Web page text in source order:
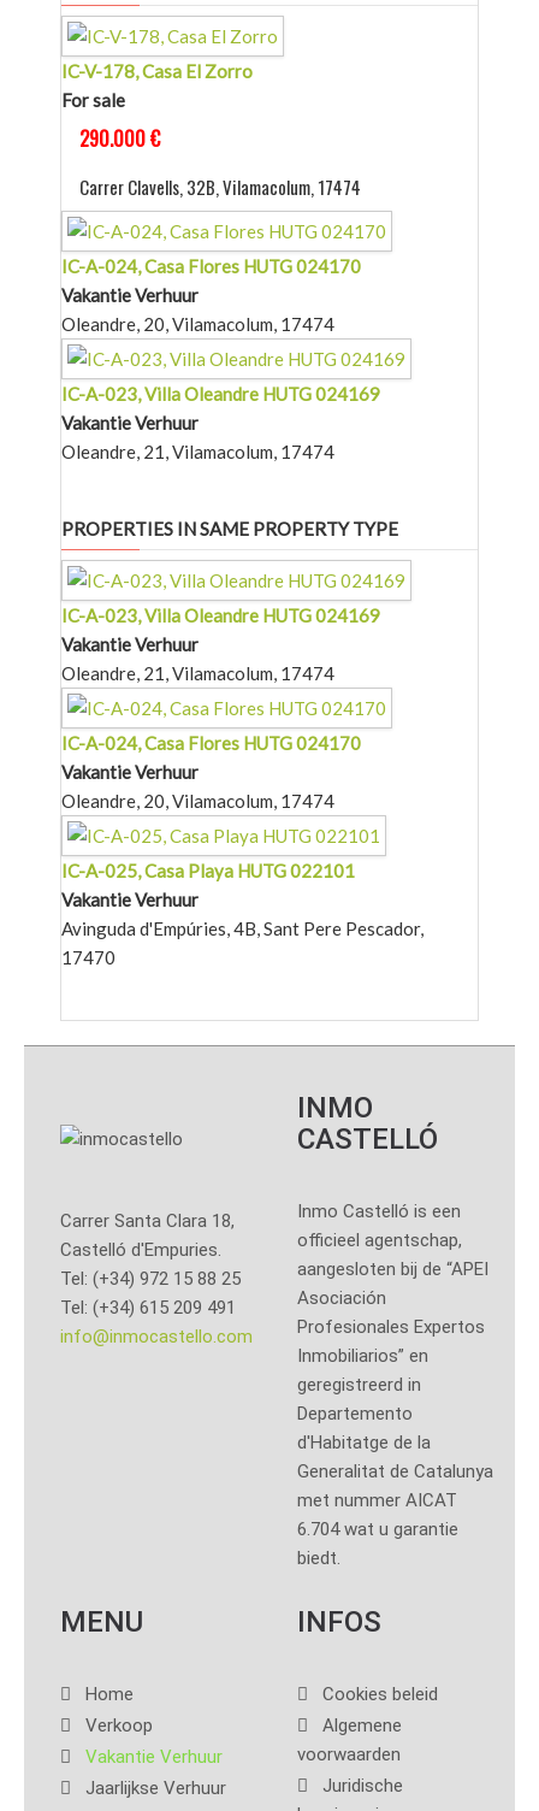
IC-V-178, Casa El Zorro
For sale
290.000 €
Carrer Clavells, 32B, Vilamacolum, 17474
IC-A-024, Casa Flores HUTG 024170
Vakantie Verhuur
Oleandre, 20, Vilamacolum, 17474
IC-A-023, Villa Oleandre HUTG 024169
Vakantie Verhuur
Oleandre, 21, Vilamacolum, 17474
PROPERTIES IN SAME PROPERTY TYPE
IC-A-023, Villa Oleandre HUTG 024169
Vakantie Verhuur
Oleandre, 21, Vilamacolum, 17474
IC-A-024, Casa Flores HUTG 024170
Vakantie Verhuur
Oleandre, 20, Vilamacolum, 17474
IC-A-025, Casa Playa HUTG 022101
Vakantie Verhuur
Avinguda d'Empúries, 4B, Sant Pere Pescador,
17470
Carrer Santa Clara 18,
Castelló d'Empuries.
Tel: (+34) 972 15 88 25
Tel: (+34) 615 209 491
info@inmocastello.com
INMO
CASTELLÓ
Inmo Castelló is een
officieel agentschap,
aangesloten bij de “APEI
Asociación
Profesionales Expertos
Inmobiliarios” en
geregistreerd in
Departemento
d'Habitatge de la
Generalitat de Catalunya
met nummer AICAT
6.704 wat u garantie
biedt.
MENU
Home
Verkoop
Vakantie Verhuur
Jaarlijkse Verhuur
INFOS
Cookies beleid
Algemene
voorwaarden
Juridische